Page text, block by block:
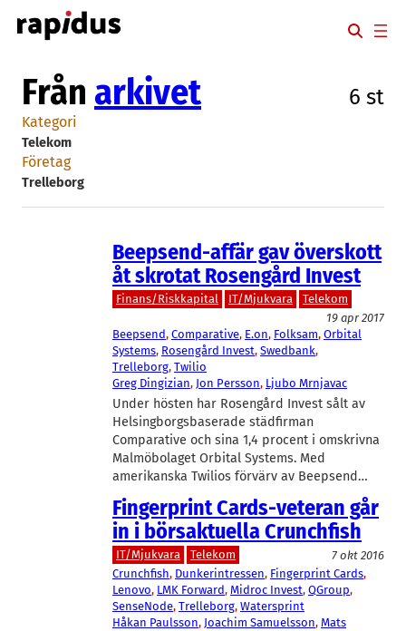
Hoppa
till
Från arkivet 6 st
Kategori
Telekom
Företag
Trelleborg
Beepsend-affär gav överskott
åt skrotat Rosengård Invest
Finans/Riskkapital IT/Mjukvara
Telekom
19 apr 2017
Beepsend, Comparative, E.on, Folksam, Orbital
Systems, Rosengård Invest, Swedbank
Trelleborg, Twilio
Greg Dingizian, Jon Persson, Ljubo Mrnjavac
Under hösten har Rosengård Invest sålt av
Helsingborgsbaserade städfirman
Comparative och sina 1,4 procent i omskrivna
Malmöbolaget Orbital Systems. Med
amerikanska Twilios förvärv av Beepsend…
Fingerprint Cards-veteran går
in i börsaktuella Crunchfish
IT/Mjukvara Telekom
7 okt 2016
Crunchfish, Dunkerintressen, Fingerprint Cards
Lenovo, LMK Forward, Midroc Invest, QGroup
SenseNode, Trelleborg, Watersprint
Håkan Paulsson, Joachim Samuelsson, Mats